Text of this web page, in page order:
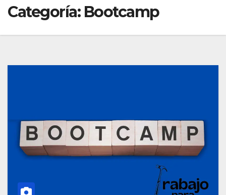
Categoría: Bootcamp